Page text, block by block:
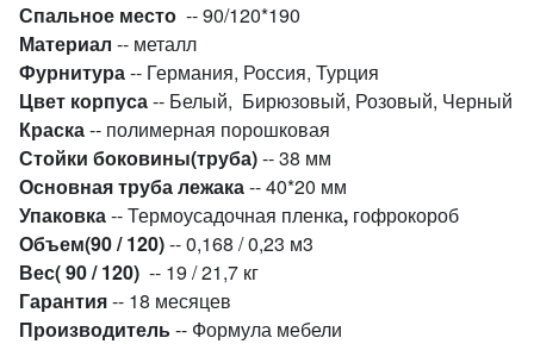
Спальное место -- 90/120*190
Материал -- металл
Фурнитура-- Германия, Россия, Турция
Цвет корпуса-- Белый, Бирюзовый, Розовый, Черный
Краска-- полимерная порошковая
Стойки боковины(труба)-- 38 мм
Основная труба лежака-- 40*20 мм
Упаковка-- Термоусадочная пленка, гофрокороб
Объем(90 / 120)-- 0,168 / 0,23 м3
Вес( 90 / 120) -- 19 / 21,7 кг
Гарантия-- 18 месяцев
Производитель-- Формула мебели